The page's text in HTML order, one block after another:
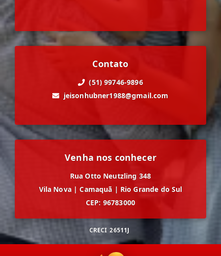
Contato
(51) 99746-9896
jeisonhubner1988@gmail.com
Venha nos conhecer
Rua Otto Neutzling 348
Vila Nova | Camaquã | Rio Grande do Sul
CEP: 96783000
CRECI 26511J